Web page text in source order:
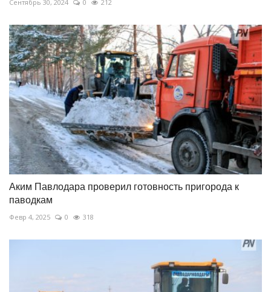
Сентябрь 30, 2024 0 212
Аким Павлодара проверил готовность пригорода к
паводкам
Февр 4, 2025 0 318